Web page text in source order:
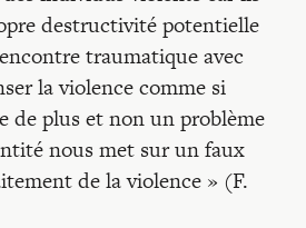
destructivité potentielle
traumatique avec
la violence comme si
de plus et non un problème
nous met sur un faux
de la violence » (F.